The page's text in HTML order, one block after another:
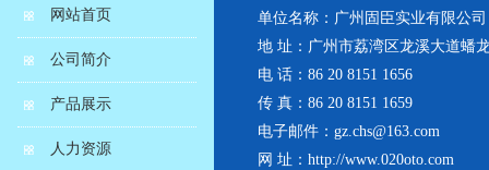
网站首页
公司简介
产品展示
人力资源
单位名称：广州固臣实业有限公司
地 址：广州市荔湾区龙溪大道蟠
电 话：86 20 8151 1656
传 真：86 20 8151 1659
电子邮件：gz.chs@163.com
网 址：http://www.020oto.com